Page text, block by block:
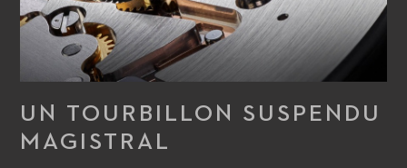
UN TOURBILLON SUSPENDU
MAGISTRAL